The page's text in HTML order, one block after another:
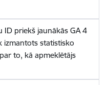
ID priekš jaunākās GA 4
izmantots statistisko
to, kā apmeklētājs